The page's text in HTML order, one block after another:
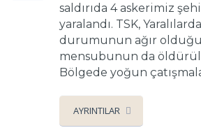
saldırıda 4 askerimiz
yaralandı. TSK,
durumunun ağır
mensubunun da
Bölgede yoğun
AYRINTILAR